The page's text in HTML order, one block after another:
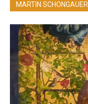
MARTIN SCHONGAUER